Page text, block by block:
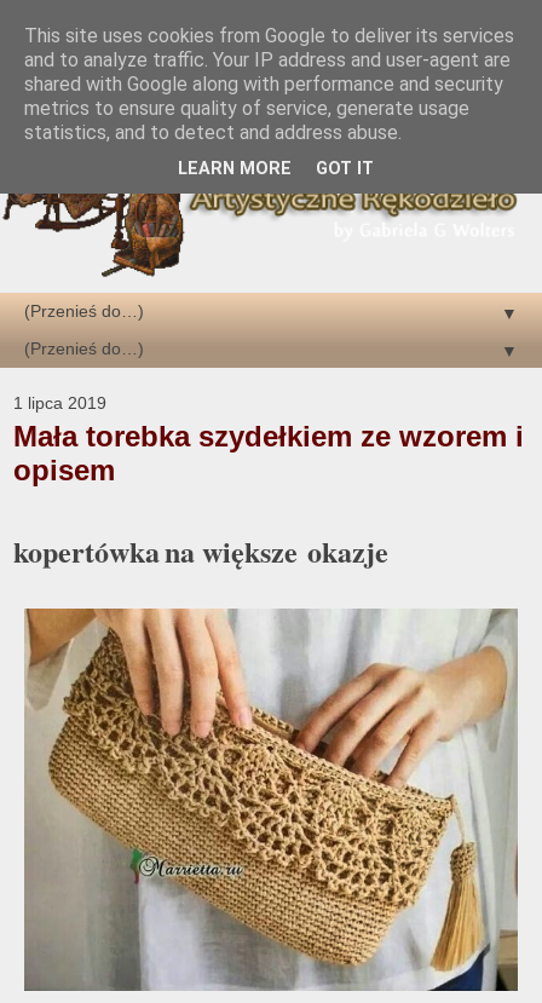
▼
▼
1 lipca 2019
Mała torebka szydełkiem ze wzorem i
opisem
kopertówkana większe okazje
This site uses cookies from Google to deliver its services
and to analyze traffic. Your IP address and user-agent are
shared with Google along with performance and security
metrics to ensure quality of service, generate usage
statistics, and to detect and address abuse.
LEARN MORE GOT IT